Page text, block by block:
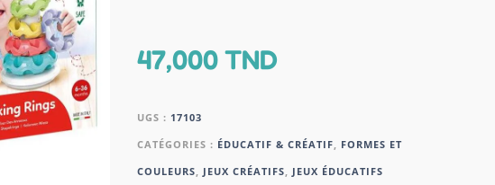
47,000TND
UGS : 17103
CATÉGORIES : ÉDUCATIF & CRÉATIF, FORMES ET
COULEURS, JEUX CRÉATIFS, JEUX ÉDUCATIFS